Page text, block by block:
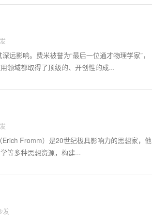
远影响。费米被誉为“最后一位通才物理学家”，
领域都取得了顶级的、开创性的成...
Fromm）是20世纪极具影响力的思想家，他
等多种思想资源，构建...
发